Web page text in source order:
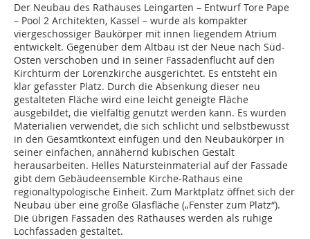
Der Neubau des Rathauses Leingarten – Entwurf Tore Pape
– Pool 2 Architekten, Kassel – wurde als kompakter
viergeschossiger Baukörper mit innen liegendem Atrium
entwickelt. Gegenüber dem Altbau ist der Neue nach Süd-
Osten verschoben und in seiner Fassadenflucht auf den
Kirchturm der Lorenzkirche ausgerichtet. Es entsteht ein
klar gefasster Platz. Durch die Absenkung dieser neu
gestalteten Fläche wird eine leicht geneigte Fläche
ausgebildet, die vielfältig genutzt wer­den kann. Es wurden
Materialien verwendet, die sich schlicht und selbstbewusst
in den Gesamtkontext einfügen und den Neubaukörper in
seiner einfachen, annähernd kubischen Gestalt
herausarbeiten. Helles Naturstein­material auf der Fassade
gibt dem Gebäu­deensemble Kirche-Rathaus eine
regionaltypologische Einheit. Zum Marktplatz öffnet sich der
Neubau über eine große Glasfläche („Fenster zum Platz“).
Die übrigen Fassaden des Rathauses werden als ruhige
Lochfassaden gestaltet.